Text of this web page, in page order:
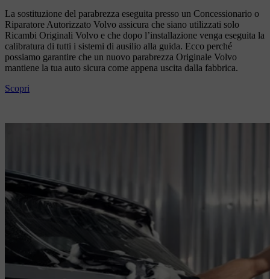
La sostituzione del parabrezza eseguita presso un Concessionario o
Riparatore Autorizzato Volvo assicura che siano utilizzati solo
Ricambi Originali Volvo e che dopo l’installazione venga eseguita la
calibratura di tutti i sistemi di ausilio alla guida. Ecco perché
possiamo garantire che un nuovo parabrezza Originale Volvo
mantiene la tua auto sicura come appena uscita dalla fabbrica.
Scopri